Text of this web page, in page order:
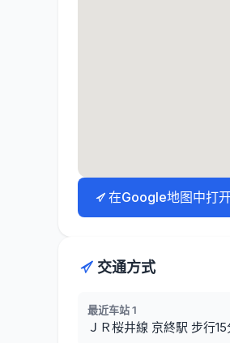
在Google地图中打
交通方式
最近车站 1
ＪＲ桜井線 京終駅 步行15